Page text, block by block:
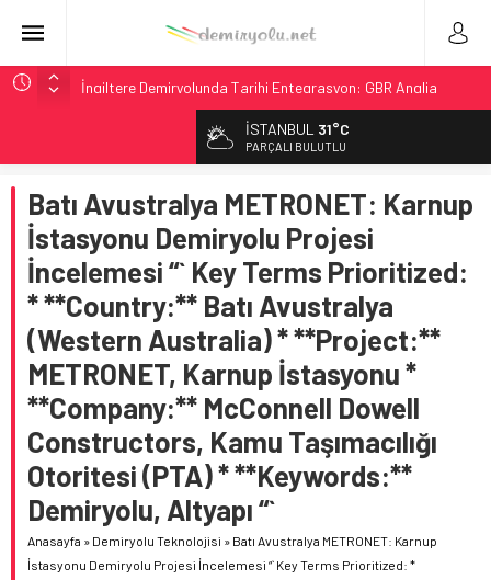
İngiltere Demiryolunda Tarihi Entegrasyon: GBR Anglia
Malezya Havayolları, TGV ile 28 Fransız Şehrine Tek Bilet
ÖBB ve RFI’dan Brenner’da 15 Günlük Bakım: Tren Seferleri
Duruyor
NS, Temmuz 2026’dan İtibaren Koltukta Bagaja Kalıcı
Yasak, Ceza Yok
GB Railfreight İngiltere’de Lider, Class 99’lar 2026’da Yolda
İSTANBUL 31°C
PARÇALI BULUTLU
Batı Avustralya METRONET: Karnup
İstasyonu Demiryolu Projesi
İncelemesi “` Key Terms Prioritized:
* **Country:** Batı Avustralya
(Western Australia) * **Project:**
METRONET, Karnup İstasyonu *
**Company:** McConnell Dowell
Constructors, Kamu Taşımacılığı
Otoritesi (PTA) * **Keywords:**
Demiryolu, Altyapı “`
Anasayfa » Demiryolu Teknolojisi » Batı Avustralya METRONET: Karnup
İstasyonu Demiryolu Projesi İncelemesi “` Key Terms Prioritized: *